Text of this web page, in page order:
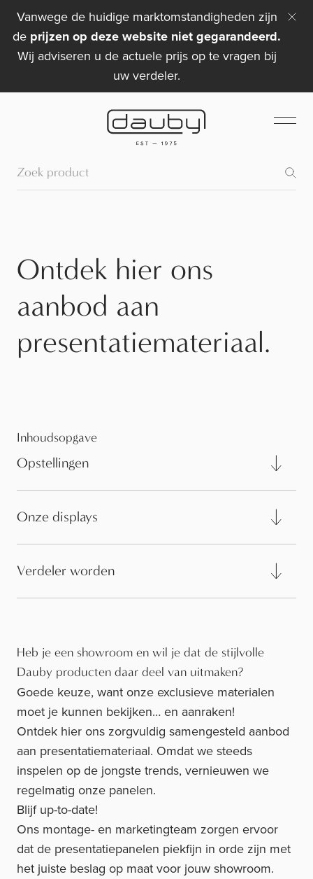
Vanwege de huidige marktomstandigheden zijn
de prijzen op deze website niet gegarandeerd.
Wij adviseren u de actuele prijs op te vragen bij
uw verdeler.
Ontdek hier ons
aanbod aan
presentatiemateriaal.
Inhoudsopgave
Opstellingen
Onze displays
Verdeler worden
Heb je een showroom en wil je dat de stijlvolle
Dauby producten daar deel van uitmaken?
Goede keuze, want onze exclusieve materialen
moet je kunnen bekijken… en aanraken!
Ontdek hier ons zorgvuldig samengesteld aanbod
aan presentatiemateriaal. Omdat we steeds
inspelen op de jongste trends, vernieuwen we
regelmatig onze panelen.
Blijf up-to-date!
Ons montage- en marketingteam zorgen ervoor
dat de presentatiepanelen piekfijn in orde zijn met
het juiste beslag op maat voor jouw showroom.